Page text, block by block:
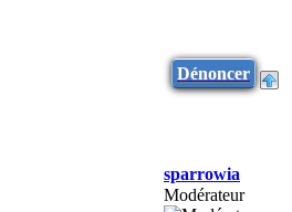
Dénoncer
sparrowia
Modérateur